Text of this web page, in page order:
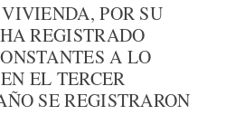
POR SU
REGISTRADO
A LO
EL TERCER
SE REGISTRARON